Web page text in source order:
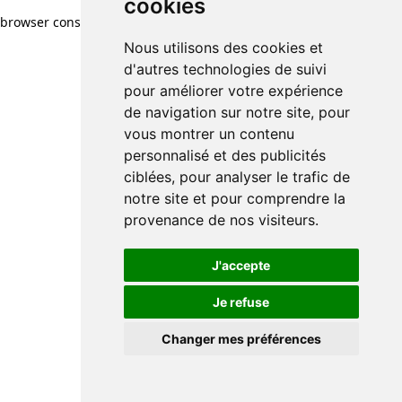
cookies
Nous utilisons des cookies et
d'autres technologies de suivi
pour améliorer votre expérience
de navigation sur notre site, pour
vous montrer un contenu
personnalisé et des publicités
ciblées, pour analyser le trafic de
notre site et pour comprendre la
provenance de nos visiteurs.
J'accepte
Je refuse
Changer mes préférences
cookies
Nous utilisons des cookies et
d'autres technologies de suivi
pour améliorer votre expérience
de navigation sur notre site, pour
vous montrer un contenu
personnalisé et des publicités
ciblées, pour analyser le trafic de
notre site et pour comprendre la
provenance de nos visiteurs.
J'accepte
Je refuse
Changer mes préférences
browser console for more information)